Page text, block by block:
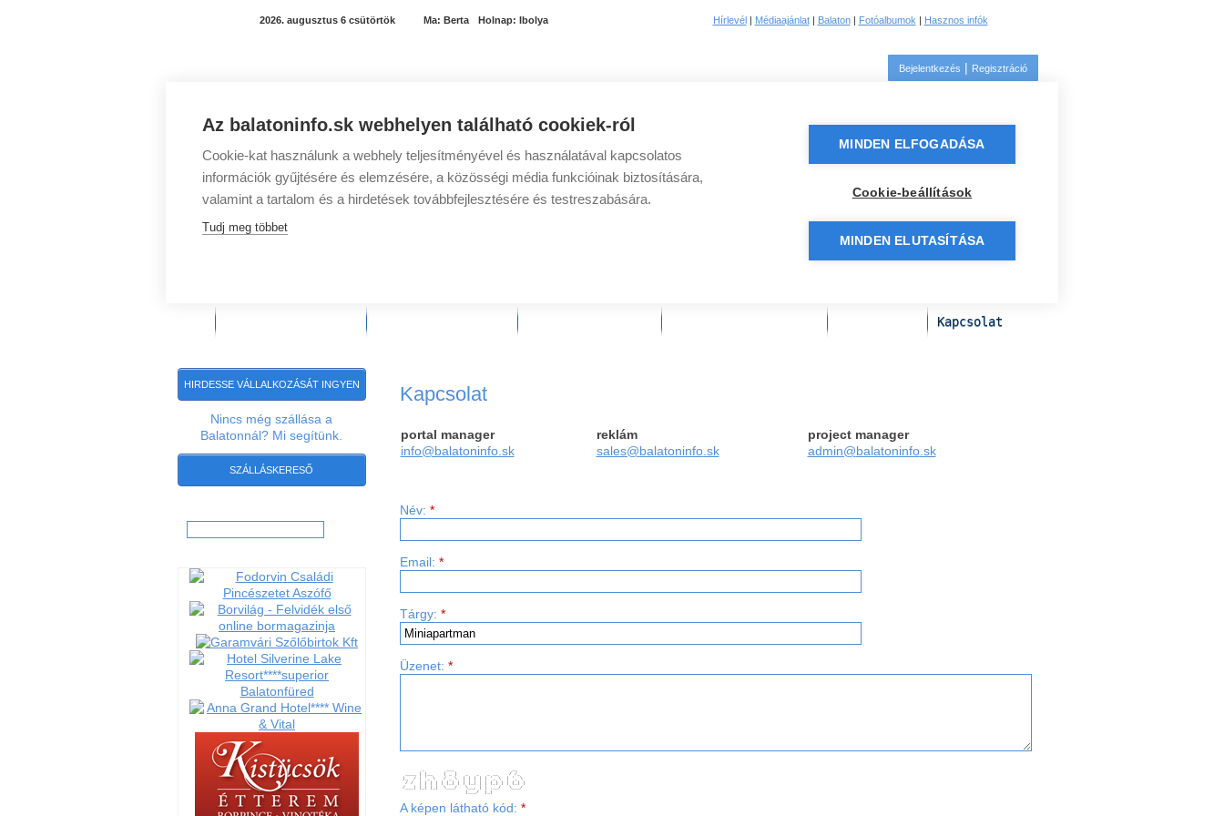
2026. augusztus 6 csütörtök Ma: Berta Holnap: Ibolya Hírlevél| Médiaajánlat| Balaton| Fotóalbumok | Hasznos infók
Bejelentkezés | Regisztráció
Kapcsolat
Kapcsolat
portal manager
info@balatoninfo.sk
reklám
sales@balatoninfo.sk
project manager
admin@balatoninfo.sk
Név: *
Email: *
Tárgy: *
Üzenet: *
  ____ | |__    ( _ )   _   _   _ __    / /_
|_  / | '_ \   / _ \  | | | | | '_ \  | '_ \
  / /  | | | | | (_) | | |_| | | |_) | | (_) |
/___| |_| |_|  \___/   \__, | | .__/   \___/
                        |___/  |_|
A képen látható kód: *
HIRDESSE VÁLLALKOZÁSÁT INGYEN
Nincs még szállása a
Balatonnál? Mi segítünk.
SZÁLLÁSKERESŐ
Az balatoninfo.sk webhelyen található cookiek-ról
Cookie-kat használunk a webhely teljesítményével és használatával kapcsolatos
információk gyűjtésére és elemzésére, a közösségi média funkcióinak biztosítására,
valamint a tartalom és a hirdetések továbbfejlesztésére és testreszabására.
Tudj meg többet
MINDEN ELFOGADÁSA
Cookie-beállítások
MINDEN ELUTASÍTÁSA